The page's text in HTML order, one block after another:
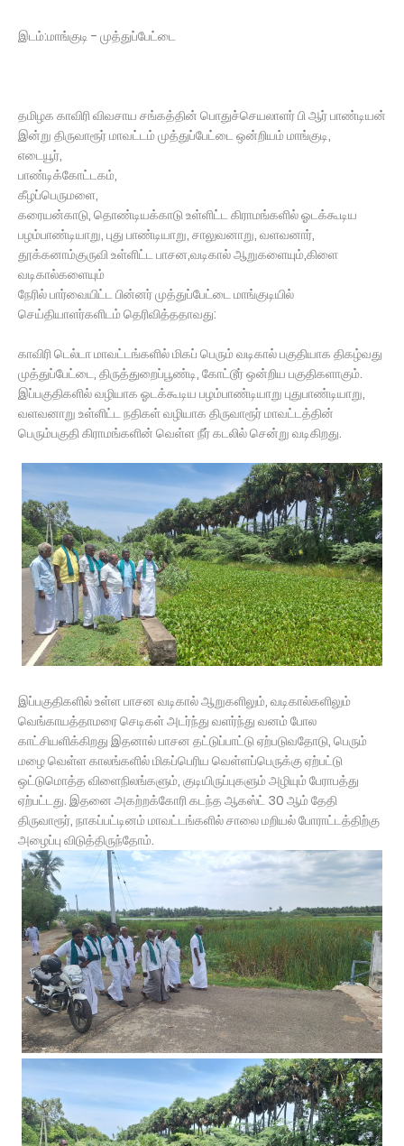
இடம்:மாங்குடி - முத்துப்பேட்டை
தமிழக காவிரி விவசாய சங்கத்தின் பொதுச்செயலாளர் பி ஆர் பாண்டியன்
இன்று திருவாரூர் மாவட்டம் முத்துப்பேட்டை ஒன்றியம் மாங்குடி,
எடையூர்,
பாண்டிக்கோட்டகம்,
கீழப்பெருமளை,
கரையன்காடு, தொண்டியக்காடு உள்ளிட்ட கிராமங்களில் ஓடக்கூடிய
பழம்பாண்டியாறு, புது பாண்டியாறு, சாலுவனாறு, வளவனார்,
தூக்கனாம்குருவி உள்ளிட்ட பாசன,வடிகால் ஆறுகளையும்,கிளை
வடிகால்களையும்
நேரில் பார்வையிட்ட பின்னர் முத்துப்பேட்டை மாங்குடியில்
செய்தியாளர்களிடம் தெரிவித்ததாவது:
காவிரி டெல்டா மாவட்டங்களில் மிகப் பெரும் வடிகால் பகுதியாக திகழ்வது
முத்துப்பேட்டை, திருத்துறைப்பூண்டி, கோட்டூர் ஒன்றிய பகுதிகளாகும்.
இப்பகுதிகளில் வழியாக ஓடக்கூடிய பழம்பாண்டியாறு புதுபாண்டியாறு,
வளவனாறு உள்ளிட்ட நதிகள் வழியாக திருவாரூர் மாவட்டத்தின்
பெரும்பகுதி கிராமங்களின் வெள்ள நீர் கடலில் சென்று வடிகிறது.
இப்பகுதிகளில் உள்ள பாசன வடிகால் ஆறுகளிலும், வடிகால்களிலும்
வெங்காயத்தாமரை செடிகள் அடர்ந்து வளர்ந்து வனம் போல
காட்சியளிக்கிறது இதனால் பாசன தட்டுப்பாட்டு ஏற்படுவதோடு, பெரும்
மழை வெள்ள காலங்களில் மிகப்பெரிய வெள்ளப்பெருக்கு ஏற்பட்டு
ஒட்டுமொத்த விளைநிலங்களும், குடியிருப்புகளும் அழியும் பேராபத்து
ஏற்பட்டது. இதனை அகற்றக்கோரி கடந்த ஆகஸ்ட் 30 ஆம் தேதி
திருவாரூர், நாகப்பட்டினம் மாவட்டங்களில் சாலை மறியல் போராட்டத்திற்கு
அழைப்பு விடுத்திருந்தோம்.